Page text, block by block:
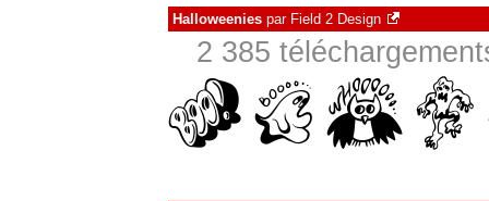
Halloweenies par Field 2 Design
2 385